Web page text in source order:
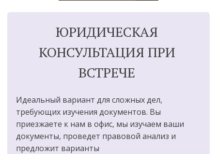
ЮРИДИЧЕСКАЯ
КОНСУЛЬТАЦИЯ ПРИ
ВСТРЕЧЕ
Идеальный вариант для сложных дел,
требующих изучения документов. Вы
приезжаете к нам в офис, мы изучаем ваши
документы, проведет правовой анализ и
предложит варианты